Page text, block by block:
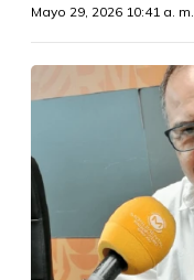
Mayo 29, 2026 10:41 a. m.